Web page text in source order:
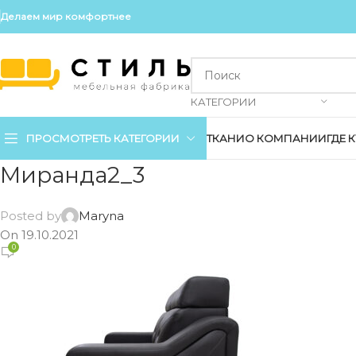
Делаем мир комфортнее
КАТЕГОРИИ
ПРОСМОТРЕТЬ КАТЕГОРИИ ТКАНИО КОМПАНИИГДЕ
Миранда2_3
Posted by
Maryna
On 19.10.2021
0